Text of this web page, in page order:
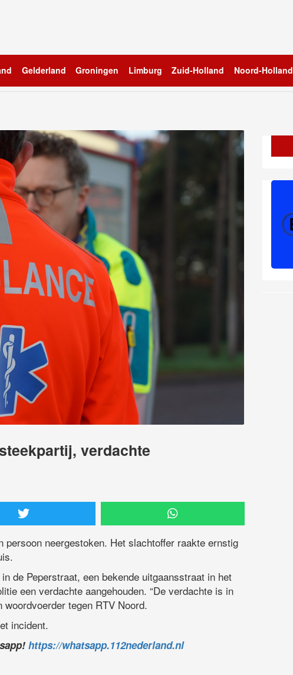
Gelderland Groningen Limburg Zuid-Holland Noord-Holland
verdachte
persoon neergestoken. Het slachtoffer raakte ernstig
de Peperstraat, een bekende uitgaansstraat in het
een verdachte aangehouden. “De verdachte is in
tegen RTV Noord.
incident.
https://whatsapp.112nederland.nl